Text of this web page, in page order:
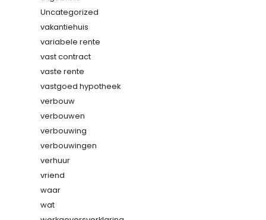
Uncategorized
vakantiehuis
variabele rente
vast contract
vaste rente
vastgoed hypotheek
verbouw
verbouwen
verbouwing
verbouwingen
verhuur
vriend
waar
wat